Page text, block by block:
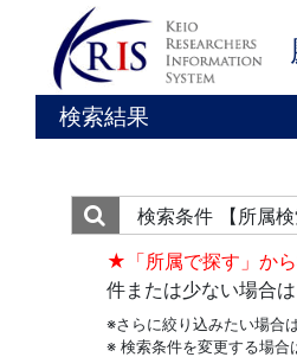
検索結果
検索条件
【所属
★「所属で探す」か
件または少ない場合
※さらに絞り込みたい場合
※ 検索条件を変更する場合